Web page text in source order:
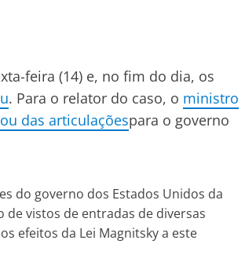
feira (14) e, no fim do dia, os
. Para o relator do caso, o ministro
das articulaçõespara o governo
do governo dos Estados Unidos da
de vistos de entradas de diversas
efeitos da Lei Magnitsky a este